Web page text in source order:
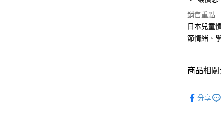
2.付款方
流程，驗
完成交易。
3.實際核
4.訂單成
【繳款方
1.分期款
2.透過簡
帳／街口
【關於「
AFTEE先
１．簡單
付」結帳
２．訂單
ATM付款
付款後全
付款後7-
銷售重點
日本兒童
節情緒、
商品相關
分享